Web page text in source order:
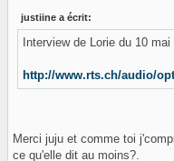
justiine a écrit:
Interview de Lorie du 10 mai
http://www.rts.ch/audio/
Merci juju et comme toi
ce qu'elle dit au moins?.